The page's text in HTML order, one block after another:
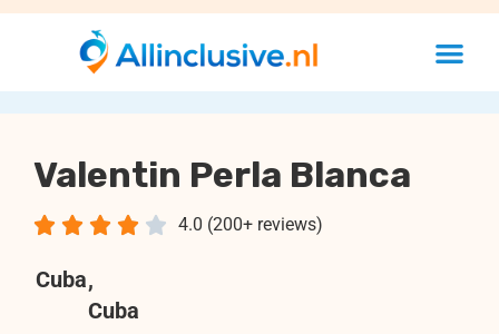
Valentin Perla Blanca
4.0 (200+ reviews)
    
Cuba,
Cuba